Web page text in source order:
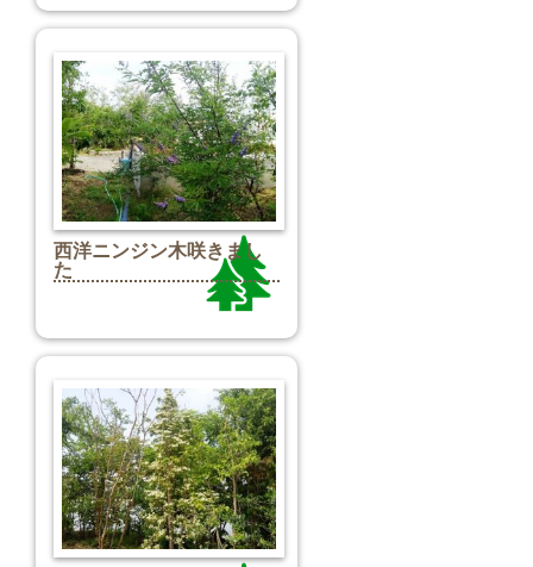
西洋ニンジン木咲きまし
た